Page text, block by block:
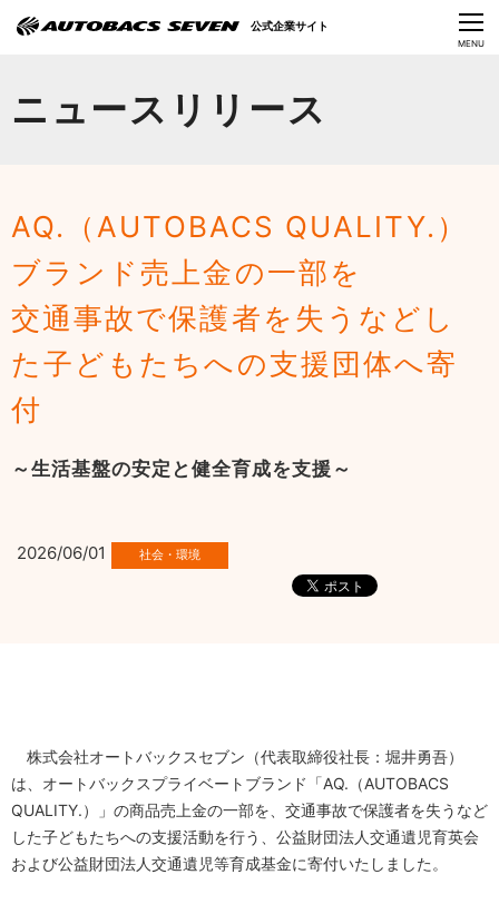
CLOSE
MENU
ニュースリリース
AQ.（AUTOBACS QUALITY.）
ブランド売上金の一部を
交通事故で保護者を失うなどし
た子どもたちへの支援団体へ寄
付
～生活基盤の安定と健全育成を支援～
2026/06/01
株式会社オートバックスセブン（代表取締役社長：堀井勇吾）
は、オートバックスプライベートブランド「AQ.（AUTOBACS
QUALITY.）」の商品売上金の一部を、交通事故で保護者を失うなど
した子どもたちへの支援活動を行う、公益財団法人交通遺児育英会
および公益財団法人交通遺児等育成基金に寄付いたしました。
公式企業サイト
サステナビリティ
採用情報
Language